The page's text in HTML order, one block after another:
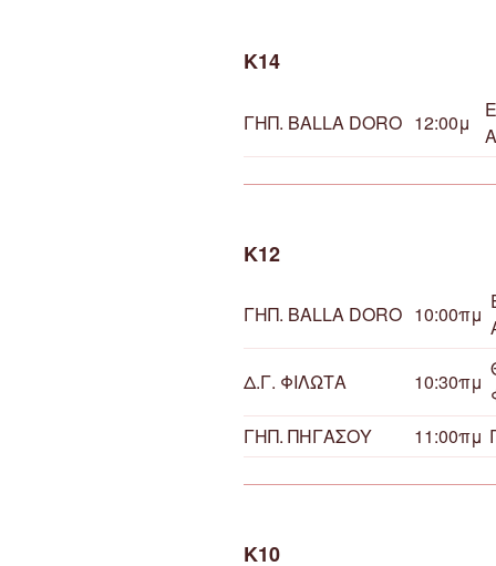
Κ14
ΓΗΠ. BALLA DORO 12:00μ
Κ12
ΓΗΠ. BALLA DORO 10:00πμ
Δ.Γ. ΦΙΛΩΤΑ 10:30πμ
ΓΗΠ. ΠΗΓΑΣΟΥ
11:00πμ
Κ10